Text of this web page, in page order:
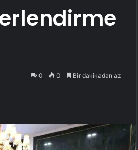
0 0 Bir dakikadan az